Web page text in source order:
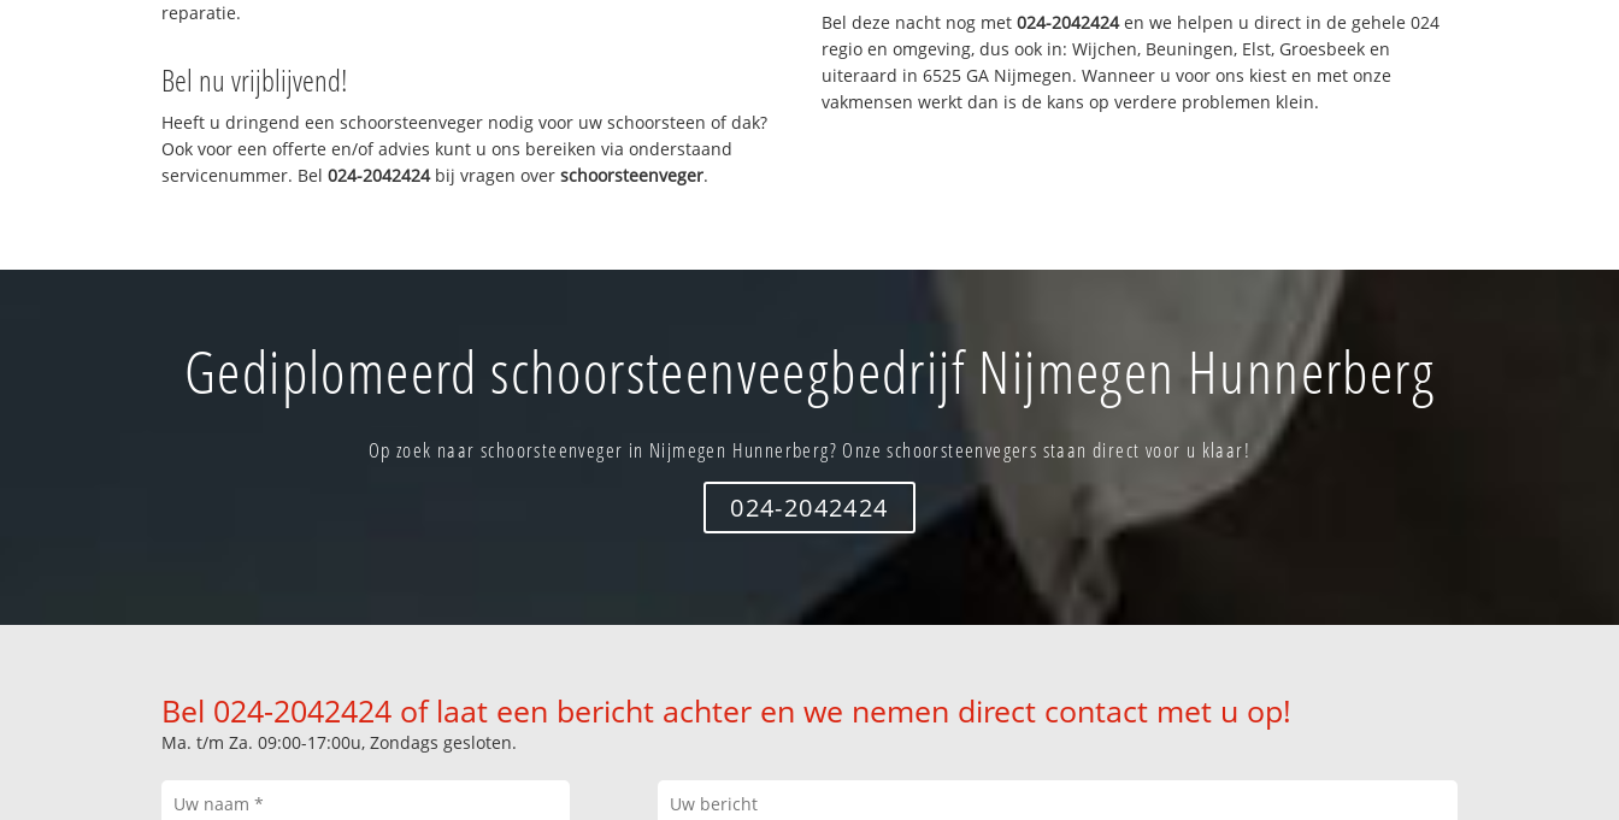
reparatie.
Bel nu vrijblijvend!
Heeft u dringend een schoorsteenveger nodig voor uw schoorsteen of dak?
Ook voor een offerte en/of advies kunt u ons bereiken via onderstaand
servicenummer. Bel024-2042424bij vragen overschoorsteenveger.
Bel deze nacht nog met 024-2042424en we helpen u direct in de gehele 024
regio en omgeving, dus ook in: Wijchen, Beuningen, Elst, Groesbeek en
uiteraard in 6525 GA Nijmegen. Wanneer u voor ons kiest en met onze
vakmensen werkt dan is de kans op verdere problemen klein.
Gediplomeerd schoorsteenveegbedrijf Nijmegen Hunnerberg
Op zoek naar schoorsteenveger in Nijmegen Hunnerberg? Onze schoorsteenvegers staan direct voor u klaar!
024-2042424
Bel 024-2042424 of laat een bericht achter en we nemen direct contact met u op!
Ma. t/m Za. 09:00-17:00u, Zondags gesloten.